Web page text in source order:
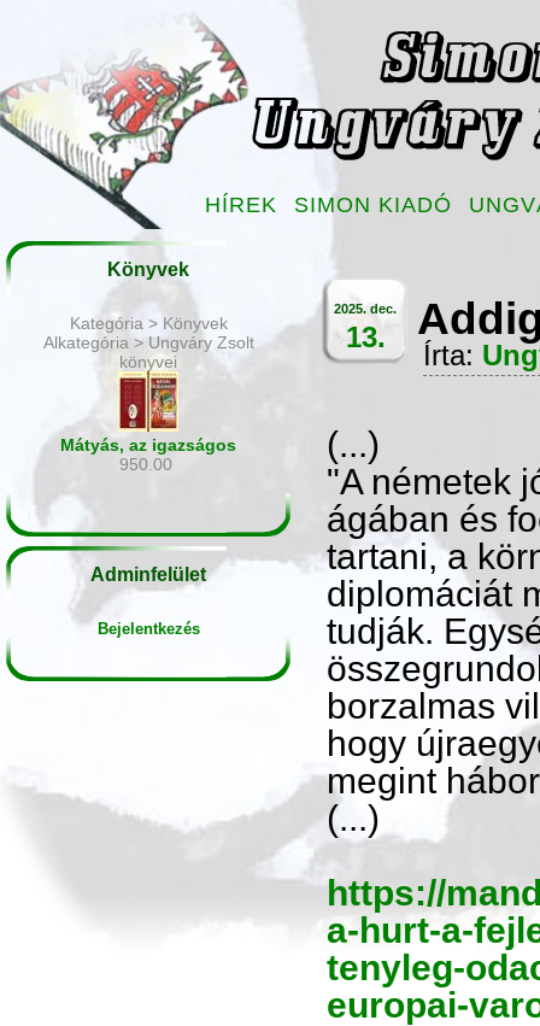
HÍREK SIMON KIADÓ
Könyvek
Kategória > Könyvek
Alkategória > Ungváry Zsolt
könyvei
Mátyás, az igazságos
950.00
Adminfelület
Bejelentkezés
2025. dec.
13.
Írta:
(...)
"A németek
ágában és
tartani, a
diplomáciát
tudják.
borzalmas
hogy
megint
(...)
https://
a-hurt-a-
tenyleg-
europai-